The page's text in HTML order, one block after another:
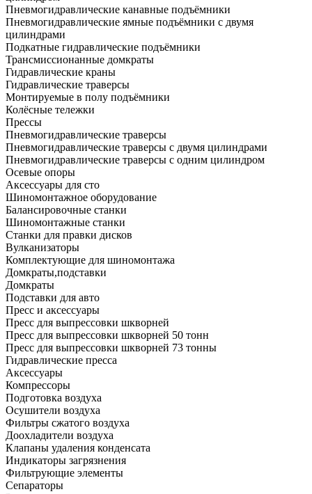
Пневмогидравлические канавные подъёмники
Пневмогидравлические ямные подъёмники с двумя
цилиндрами
Подкатные гидравлические подъёмники
Трансмиссионанные домкраты
Гидравлические краны
Гидравлические траверсы
Монтируемые в полу подъёмники
Колёсные тележки
Прессы
Пневмогидравлические траверсы
Пневмогидравлические траверсы с двумя цилиндрами
Пневмогидравлические траверсы с одним цилиндром
Осевые опоры
Аксессуары для сто
Шиномонтажное оборудование
Балансировочные станки
Шиномонтажные станки
Станки для правки дисков
Вулканизаторы
Комплектующие для шиномонтажа
Домкраты,подставки
Домкраты
Подставки для авто
Пресс и аксессуары
Пресс для выпрессовки шкворней
Пресс для выпрессовки шкворней 50 тонн
Пресс для выпрессовки шкворней 73 тонны
Гидравлические пресса
Аксессуары
Компрессоры
Подготовка воздуха
Осушители воздуха
Фильтры сжатого воздуха
Доохладители воздуха
Клапаны удаления конденсата
Индикаторы загрязнения
Фильтрующие элементы
Сепараторы